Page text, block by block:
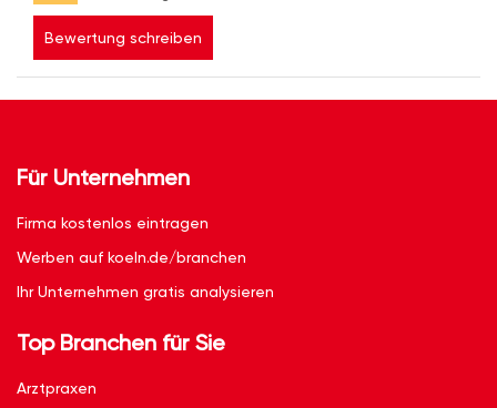
Bewertung schreiben
Für Unternehmen
Firma kostenlos eintragen
Werben auf koeln.de/branchen
Ihr Unternehmen gratis analysieren
Top Branchen für Sie
Arztpraxen